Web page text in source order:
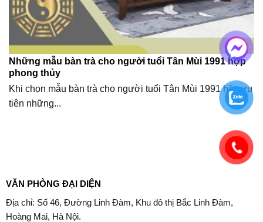
Những mẫu bàn trà cho người tuổi Tân Mùi 1991 hợp
phong thủy
Khi chọn mẫu bàn trà cho người tuổi Tân Mùi 1991 hãy ưu
tiên những...
VĂN PHÒNG ĐẠI DIỆN
Địa chỉ: Số 46, Đường Linh Đàm, Khu đô thị Bắc Linh Đàm,
Hoàng Mai, Hà Nội.